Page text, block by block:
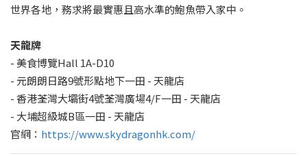
世界各地，務求將最實惠且高水準的鮑魚帶入家中。
天龍牌
- 美食博覽Hall 1A-D10
- 元朗朗日路9號形點地下一田 - 天龍店
- 香港荃灣大壩街4號荃灣廣場4/F一田 - 天龍店
- 大埔超級城B區一田 - 天龍店
官網： https://www.skydragonhk.com/